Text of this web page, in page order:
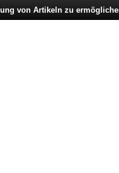
von Artikeln zu